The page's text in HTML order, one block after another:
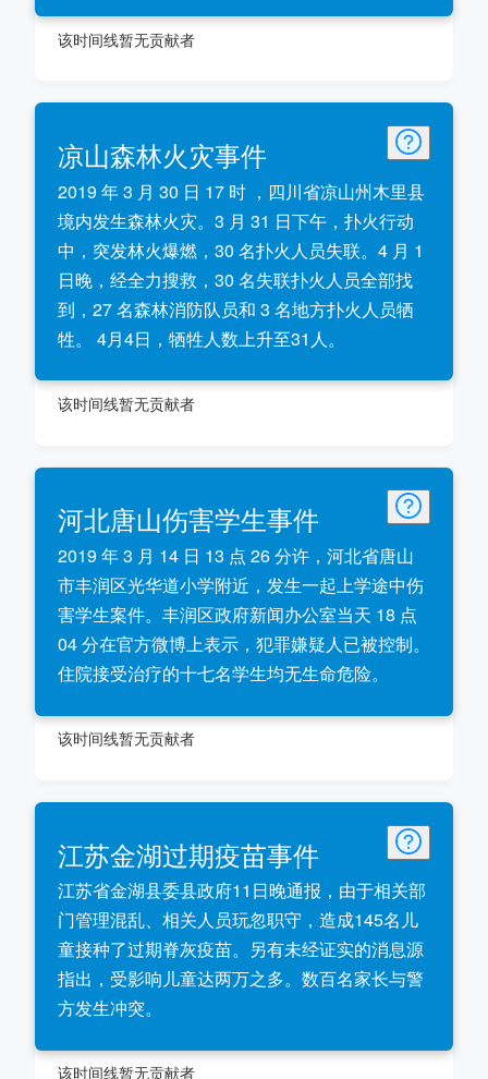
该时间线暂无贡献者
凉山森林火灾事件
2019 年 3 月 30 日 17 时 ，四川省凉山州木里县
境内发生森林火灾。3 月 31 日下午，扑火行动
中，突发林火爆燃，30 名扑火人员失联。4 月 1
日晚，经全力搜救，30 名失联扑火人员全部找
到，27 名森林消防队员和 3 名地方扑火人员牺
牲。 4月4日，牺牲人数上升至31人。
该时间线暂无贡献者
河北唐山伤害学生事件
2019 年 3 月 14 日 13 点 26 分许，河北省唐山
市丰润区光华道小学附近，发生一起上学途中伤
害学生案件。丰润区政府新闻办公室当天 18 点
04 分在官方微博上表示，犯罪嫌疑人已被控制。
住院接受治疗的十七名学生均无生命危险。
该时间线暂无贡献者
江苏金湖过期疫苗事件
江苏省金湖县委县政府11日晚通报，由于相关部
门管理混乱、相关人员玩忽职守，造成145名儿
童接种了过期脊灰疫苗。另有未经证实的消息源
指出，受影响儿童达两万之多。数百名家长与警
方发生冲突。
该时间线暂无贡献者